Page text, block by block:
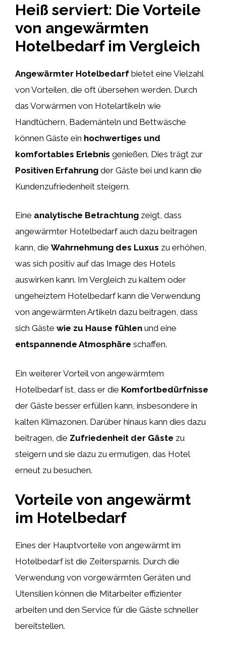
Heiß serviert: Die Vorteile
von angewärmten
Hotelbedarf im Vergleich
Angewärmter Hotelbedarf bietet eine Vielzahl
von Vorteilen, die oft übersehen werden. Durch
das Vorwärmen von Hotelartikeln wie
Handtüchern, Bademänteln und Bettwäsche
können Gäste ein hochwertiges und
komfortables Erlebnis genießen. Dies trägt zur
Positiven Erfahrung der Gäste bei und kann die
Kundenzufriedenheit steigern.
Eine analytische Betrachtung zeigt, dass
angewärmter Hotelbedarf auch dazu beitragen
kann, die Wahrnehmung des Luxus zu erhöhen,
was sich positiv auf das Image des Hotels
auswirken kann. Im Vergleich zu kaltem oder
ungeheiztem Hotelbedarf kann die Verwendung
von angewärmten Artikeln dazu beitragen, dass
sich Gäste wie zu Hause fühlen und eine
entspannende Atmosphäre schaffen.
Ein weiterer Vorteil von angewärmtem
Hotelbedarf ist, dass er die Komfortbedürfnisse
der Gäste besser erfüllen kann, insbesondere in
kalten Klimazonen. Darüber hinaus kann dies dazu
beitragen, die Zufriedenheit der Gäste zu
steigern und sie dazu zu ermutigen, das Hotel
erneut zu besuchen.
Vorteile von angewärmt
im Hotelbedarf
Eines der Hauptvorteile von angewärmt im
Hotelbedarf ist die Zeitersparnis. Durch die
Verwendung von vorgewärmten Geräten und
Utensilien können die Mitarbeiter effizienter
arbeiten und den Service für die Gäste schneller
bereitstellen.